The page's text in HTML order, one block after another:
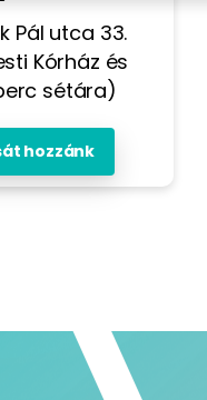
Pál utca 33.
Kórház és
sétára)
hozzánk